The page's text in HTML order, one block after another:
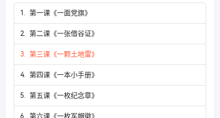
1. 第一课《一面党旗》
2. 第二课《一张借谷证》
3. 第三课《一颗土地雷》
4. 第四课《一本小手册》
5. 第五课《一枚纪念章》
6. 第六课《一枚军帽徽》